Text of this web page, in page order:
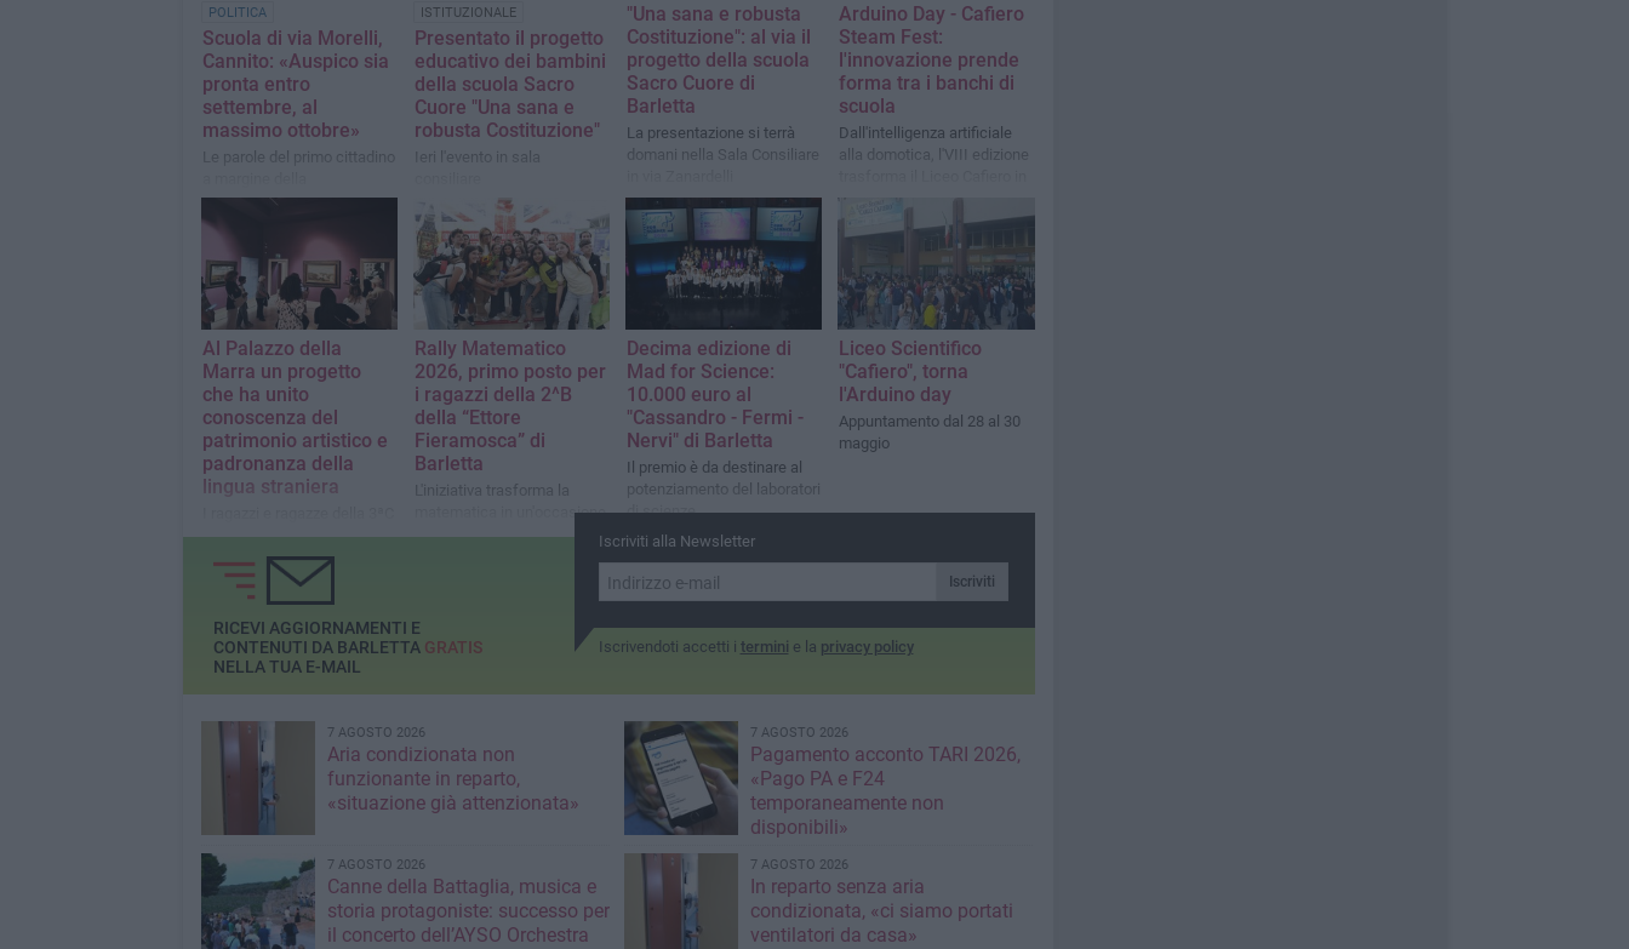
POLITICA
Scuola di via Morelli,
Cannito: «Auspico sia
pronta entro
settembre, al
massimo ottobre»
Le parole del primo cittadino
commissione Lavori
Pubblici
ISTITUZIONALE
Presentato il progetto
educativo dei bambini
della scuola Sacro
Cuore "Una sana e
robusta Costituzione"
Ieri l'evento in sala
"Una sana e robusta
Costituzione": al via il
progetto della scuola
Sacro Cuore di
Barletta
La presentazione si terrà
domani nella Sala Consiliare
Arduino Day - Cafiero
Steam Fest:
l'innovazione prende
forma tra i banchi di
scuola
Dall'intelligenza artificiale
alla domotica, l'VIII edizione
un laboratorio di ricerca e
creatività
Al Palazzo della
Marra un progetto
che ha unito
conoscenza del
patrimonio artistico e
padronanza della
lingua straniera
dell'Istituto "Santarella" di
Corato protagonisti in
"Dall'Ofanto alla Senna: il
viaggio nell'arte del De
Nittis"
Rally Matematico
2026, primo posto per
i ragazzi della 2^B
della “Ettore
Fieramosca” di
Barletta
L'iniziativa trasforma la
matematica in un'occasione
di confronto, collaborazione
Decima edizione di
Mad for Science:
10.000 euro al
"Cassandro - Fermi -
Nervi" di Barletta
Il premio è da destinare al
potenziamento del laboratori
di scienze
Liceo Scientifico
"Cafiero", torna
l'Arduino day
Appuntamento dal 28 al 30
maggio
Iscriviti alla Newsletter
Iscriviti
Iscrivendoti accetti i termini e la privacy policy
RICEVI AGGIORNAMENTI E
CONTENUTI DA BARLETTA GRATIS
NELLA TUA E-MAIL
7 AGOSTO 2026
Aria condizionata non
funzionante in reparto,
«situazione già attenzionata»
7 AGOSTO 2026
Pagamento acconto TARI 2026,
«Pago PA e F24
temporaneamente non
disponibili»
7 AGOSTO 2026
Canne della Battaglia, musica e
storia protagoniste: successo per
il concerto dell’AYSO Orchestra
7 AGOSTO 2026
In reparto senza aria
condizionata, «ci siamo portati
ventilatori da casa»